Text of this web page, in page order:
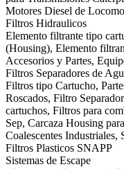
Motores Diesel de
Filtros Hidraulicos
Elemento filtrante tipo
(Housing), Elemento
Accesorios y Partes,
Filtros Separadores de
Filtros tipo Cartucho,
Roscados, Filtro
cartuchos, Filtros para
Sep, Carcaza Housing
Coalescentes Industriales,
Filtros Plasticos SNAPP
Sistemas de Escape